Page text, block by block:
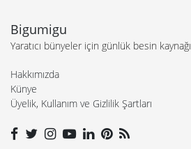
Bigumigu
Yaratıcı bünyeler için günlük besin kaynağı
Hakkımızda
Künye
Üyelik, Kullanım ve Gizlilik Şartları